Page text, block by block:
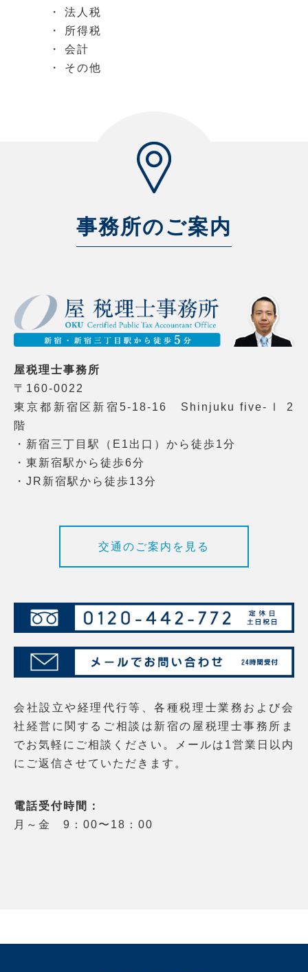
法人税
所得税
会計
その他
事務所のご案内
屋税理士事務所
〒160-0022
東京都新宿区新宿5-18-16 Shinjuku five-Ⅰ 2
階
・新宿三丁目駅（E1出口）から徒歩1分
・東新宿駅から徒歩6分
・JR新宿駅から徒歩13分
交通のご案内を見る
会社設立や経理代行等、各種税理士業務および会
社経営に関するご相談は新宿の屋税理士事務所ま
でお気軽にご相談ください。メールは1営業日以内
にご返信させていただきます。
電話受付時間：
月～金 9：00〜18：00